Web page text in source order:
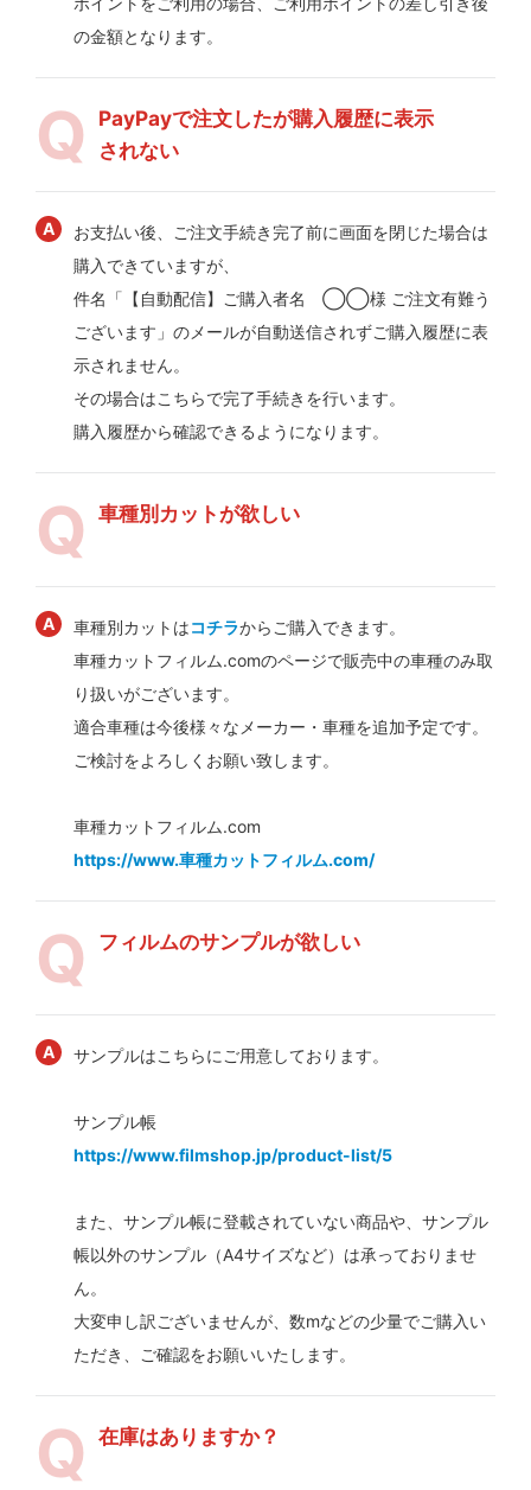
の金額となります。
PayPayで注文したが購入履歴に表示
されない
お支払い後、ご注文手続き完了前に画面を閉じた場合は
購入できていますが、
件名「【自動配信】ご購入者名 ◯◯様 ご注文有難う
ございます」のメールが自動送信されずご購入履歴に表
示されません。
その場合はこちらで完了手続きを行います。
購入履歴から確認できるようになります。
車種別カットが欲しい
車種別カットはコチラからご購入できます。
車種カットフィルム.comのページで販売中の車種のみ取
り扱いがございます。
適合車種は今後様々なメーカー・車種を追加予定です。
ご検討をよろしくお願い致します。
車種カットフィルム.com
https://www.車種カットフィルム.com/
フィルムのサンプルが欲しい
サンプルはこちらにご用意しております。
サンプル帳
https://www.filmshop.jp/product-list/5
また、サンプル帳に登載されていない商品や、サンプル
帳以外のサンプル（A4サイズなど）は承っておりませ
ん。
大変申し訳ございませんが、数mなどの少量でご購入い
ただき、ご確認をお願いいたします。
在庫はありますか？